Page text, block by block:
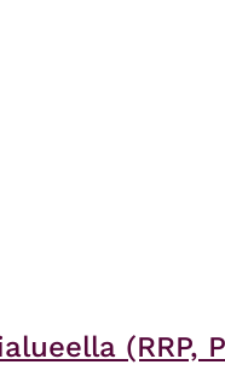
(RRP,